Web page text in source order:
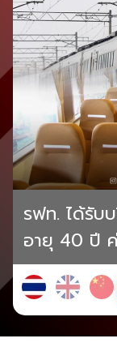
รฟท. ได้รับ
อายุ 40 ปี